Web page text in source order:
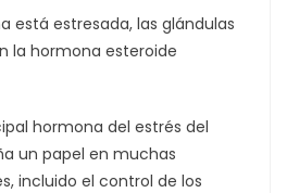
está estresada, las glándulas
la hormona esteroide
hormona del estrés del
un papel en muchas
incluido el control de los